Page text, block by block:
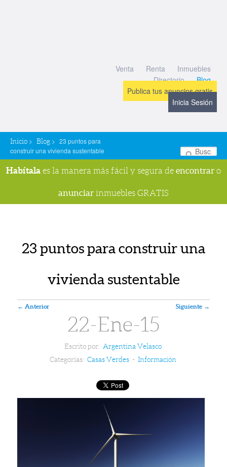
Venta Renta
Inmuebles
Directorio
Blog
Publica tus anuncios gratis
Inicia Sesión
Inicio > Blog > 23 puntos para
construir una vivienda sustentable
Habítala es la manera más fácil y segura de encontrar o
anunciar inmuebles GRATIS
23 puntos para construir una
vivienda sustentable
Navegador de artículos
← Anterior Siguiente →
22-Ene-15
Escrito por: Argentina Velasco
Categorías: Casas Verdes - Información